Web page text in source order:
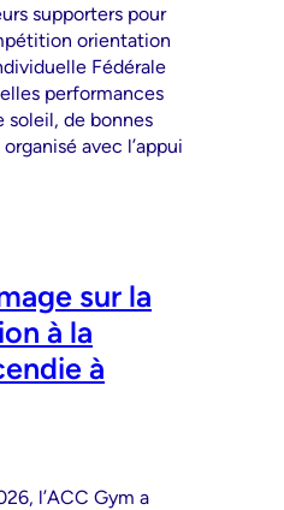
supporters pour
orientation
Fédérale
performances
soleil, de bonnes
avec l’appui
sur la
à la
à
l’ACC Gym a